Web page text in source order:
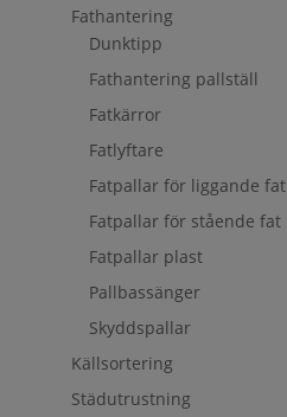
Fathantering
Dunktipp
Fathantering pallställ
Fatkärror
Fatlyftare
Fatpallar för liggande fat
Fatpallar för stående fat
Fatpallar plast
Pallbassänger
Skyddspallar
Källsortering
Städutrustning